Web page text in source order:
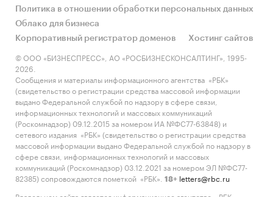
Политика в отношении обработки персональных данных
Облако для бизнеса
Корпоративный регистратор доменов
Хостинг сайтов
© ООО «БИЗНЕСПРЕСС», АО «РОСБИЗНЕСКОНСАЛТИНГ», 1995-
2026.
Сообщения и материалы информационного агентства «РБК»
(свидетельство о регистрации средства массовой информации
выдано Федеральной службой по надзору в сфере связи,
информационных технологий и массовых коммуникаций
(Роскомнадзор) 09.12.2015 за номером ИА №ФС77-63848) и
сетевого издания «РБК» (свидетельство о регистрации средства
массовой информации выдано Федеральной службой по надзору в
сфере связи, информационных технологий и массовых
коммуникаций (Роскомнадзор) 03.12.2021 за номером ЭЛ №ФС77-
82385) сопровождаются пометкой «РБК».
18+ letters@rbc.ru